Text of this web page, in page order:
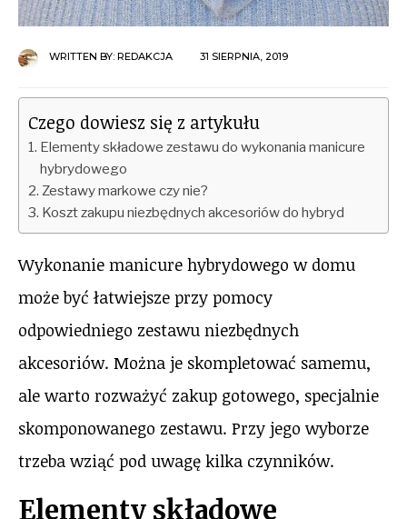
WRITTEN BY: REDAKCJA 31 SIERPNIA, 2019
Czego dowiesz się z artykułu
Elementy składowe zestawu do wykonania manicure
hybrydowego
Zestawy markowe czy nie?
Koszt zakupu niezbędnych akcesoriów do hybryd
Wykonanie manicure hybrydowego w domu
może być łatwiejsze przy pomocy
odpowiedniego zestawu niezbędnych
akcesoriów. Można je skompletować samemu,
ale warto rozważyć zakup gotowego, specjalnie
skomponowanego zestawu. Przy jego wyborze
trzeba wziąć pod uwagę kilka czynników.
Elementy składowe